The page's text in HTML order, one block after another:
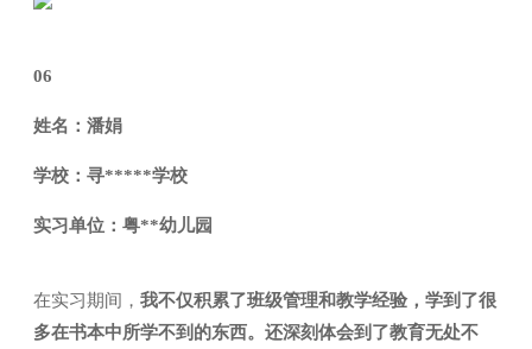
06
姓名：潘娟
学校：寻*****学校
实习单位：粤**幼儿园
在实习期间，我不仅积累了班级管理和教学经验，学到了很
多在书本中所学不到的东西。还深刻体会到了教育无处不